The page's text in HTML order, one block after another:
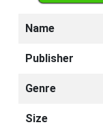
Name
Publisher
Genre
Size